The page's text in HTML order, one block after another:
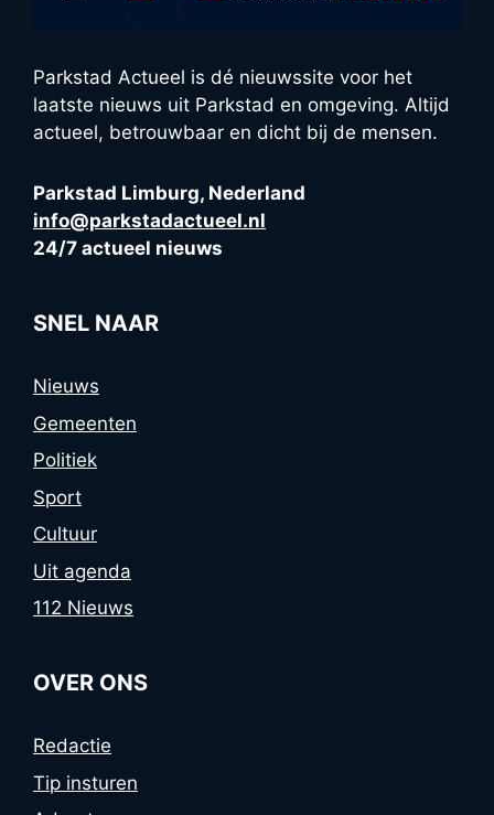
Parkstad Actueel is dé nieuwssite voor het
laatste nieuws uit Parkstad en omgeving. Altijd
actueel, betrouwbaar en dicht bij de mensen.
Parkstad Limburg, Nederland
info@parkstadactueel.nl
24/7 actueel nieuws
SNEL NAAR
Nieuws
Gemeenten
Politiek
Sport
Cultuur
Uit agenda
112 Nieuws
OVER ONS
Redactie
Tip insturen